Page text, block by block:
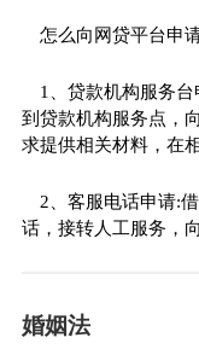
怎么向网贷平台申
1、贷款机构服务
到贷款机构服务点，
求提供相关材料，在
2、客服电话申请:
话，接转人工服务，
婚姻法